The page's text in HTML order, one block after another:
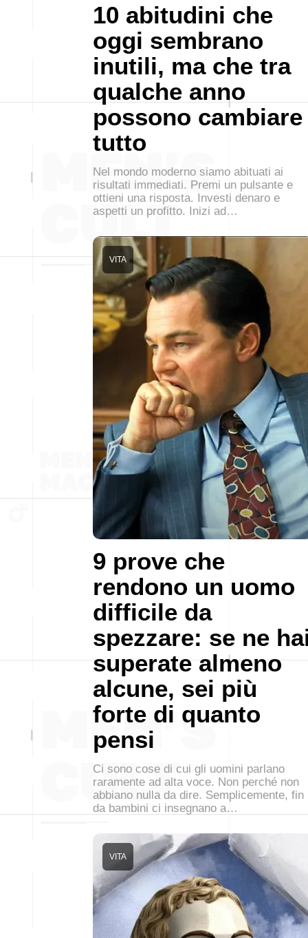
10 abitudini che
oggi sembrano
inutili, ma che tra
qualche anno
possono cambiare
tutto
Nel mondo moderno siamo abituati ai
risultati immediati. Premi un pulsante e
ottieni una risposta. Investi denaro e
aspetti un profitto. Inizi ad…
9 prove che
rendono un uomo
difficile da
spezzare: se ne
superate almeno
alcune, sei più
forte di quanto
pensi
VITA
Ci sono cose di cui gli uomini parlano
raramente ad alta voce. Non perché non
abbiano nulla da dire. Semplicemente, fin
da bambini ci insegnano a…
VITA